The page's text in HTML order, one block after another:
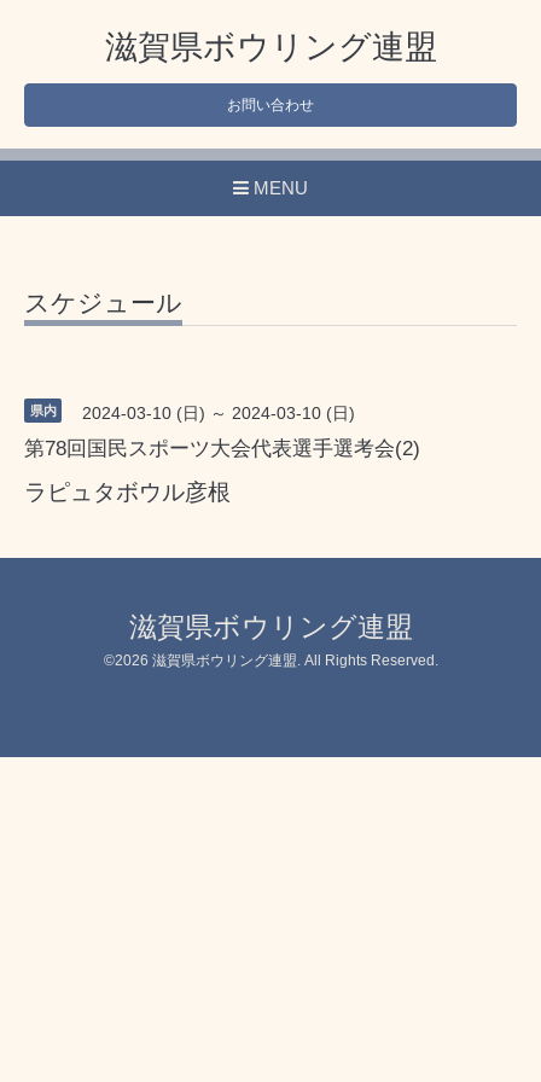
滋賀県ボウリング連盟
お問い合わせ
MENU
スケジュール
県内 2024-03-10 (日) ～ 2024-03-10 (日)
第78回国民スポーツ大会代表選手選考会(2)
ラピュタボウル彦根
滋賀県ボウリング連盟
©2026 滋賀県ボウリング連盟 . All Rights Reserved.